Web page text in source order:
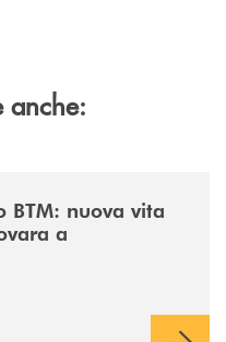
anche:
BTM: nuova vita
a